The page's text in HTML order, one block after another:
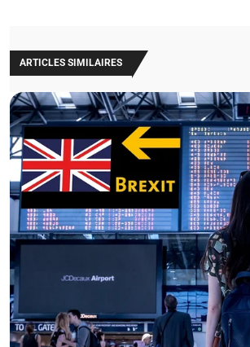
ARTICLES SIMILAIRES